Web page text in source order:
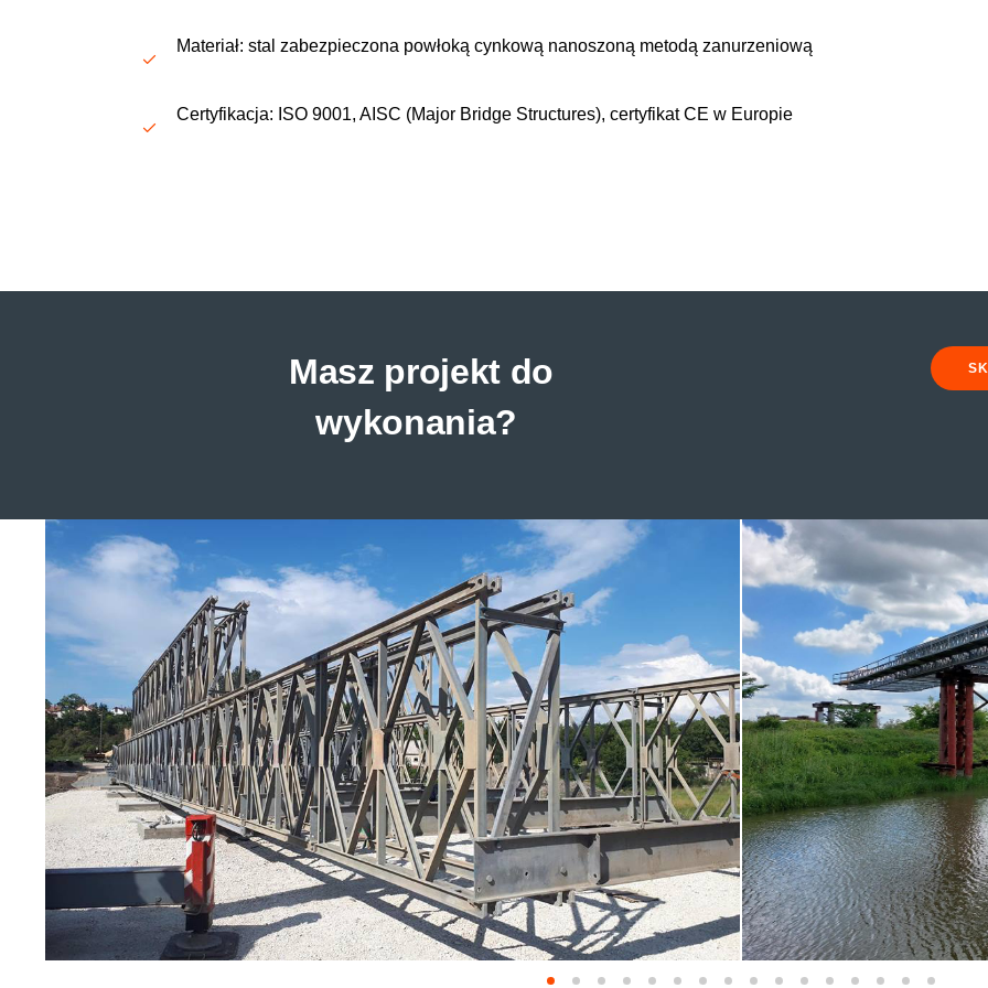
Materiał: stal zabezpieczona powłoką cynkową nanoszoną metodą zanurzeniową
Certyfikacja: ISO 9001, AISC (Major Bridge Structures), certyfikatCE w Europie
Masz projekt do
wykonania?